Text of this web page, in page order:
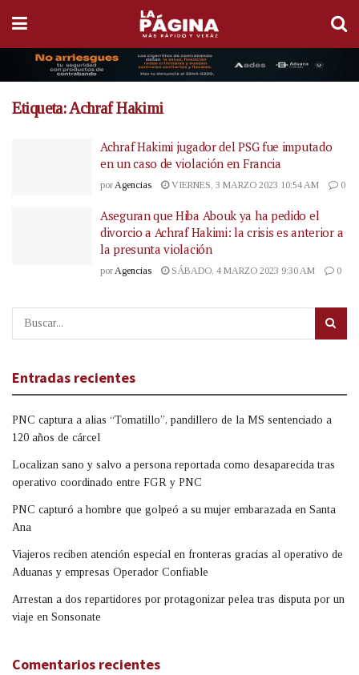
Etiqueta:Achraf Hakimi
Achraf Hakimi jugador del PSG fue imputado
en un caso de violación en Francia
por Agencias VIERNES, 3 MARZO 2023 10:54 AM 0
Aseguran que Hiba Abouk ya ha pedido el
divorcio a Achraf Hakimi: la crisis es anterior a
la presunta violación
porAgencias SÁBADO, 4 MARZO 2023 9:30 AM 0
Entradas recientes
PNC captura a alias “Tomatillo”, pandillero de la MS sentenciado a
120 años de cárcel
Localizan sano y salvo a persona reportada como desaparecida tras
operativo coordinado entre FGR y PNC
PNC capturó a hombre que golpeó a su mujer embarazada en Santa
Ana
Viajeros reciben atención especial en fronteras gracias al operativo de
Aduanas y empresas Operador Confiable
Arrestan a dos repartidores por protagonizar pelea tras disputa por un
viaje en Sonsonate
Comentarios recientes